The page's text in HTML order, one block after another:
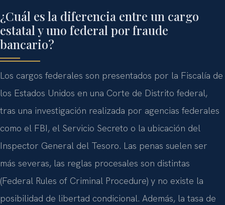
¿Cuál es la diferencia entre un cargo
estatal y uno federal por fraude
bancario?
Los cargos federales son presentados por la Fiscalía de
los Estados Unidos en una Corte de Distrito federal,
tras una investigación realizada por agencias federales
como el FBI, el Servicio Secreto o la ubicación del
Inspector General del Tesoro. Las penas suelen ser
más severas, las reglas procesales son distintas
(Federal Rules of Criminal Procedure) y no existe la
posibilidad de libertad condicional. Además, la tasa de